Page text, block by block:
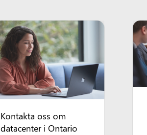
Kontakta oss om
datacenter i Ontario